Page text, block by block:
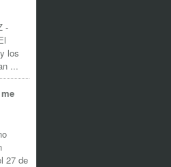
-
los
...
27 de